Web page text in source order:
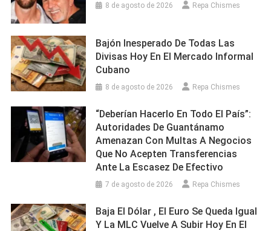
8 de agosto de 2026 Repa Chismes
Bajón Inesperado De Todas Las
Divisas Hoy En El Mercado Informal
Cubano
8 de agosto de 2026 Repa Chismes
“Deberían Hacerlo En Todo El País”:
Autoridades De Guantánamo
Amenazan Con Multas A Negocios
Que No Acepten Transferencias
Ante La Escasez De Efectivo
7 de agosto de 2026 Repa Chismes
Baja El Dólar , El Euro Se Queda Igual
Y La MLC Vuelve A Subir Hoy En El